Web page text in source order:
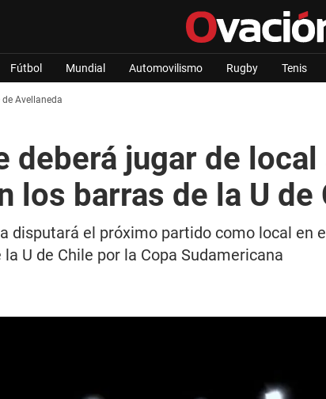
Fútbol Mundial Automovilismo Rugby Tenis
de Avellaneda
deberá jugar de
los barras de la U de
disputará el próximo partido como local
U de Chile por la Copa Sudamericana